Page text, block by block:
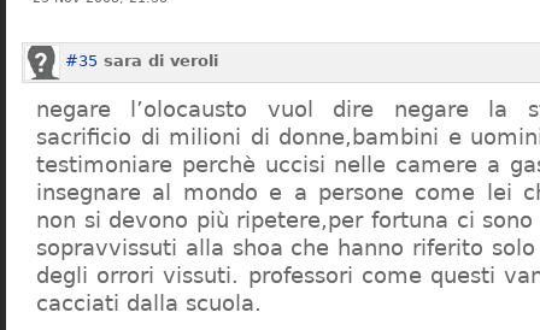
#35 sara di veroli
negare l’olocausto vuol dire negare la
sacrificio di milioni di donne,bambini e
testimoniare perchè uccisi nelle camere a
insegnare al mondo e a persone come lei
non si devono più ripetere,per fortuna ci
sopravvissuti alla shoa che hanno riferito
degli orrori vissuti. professori come questi
cacciati dalla scuola.